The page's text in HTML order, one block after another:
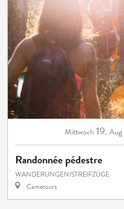
Mittwoch 19. Aug
Randonnée pédestre
WANDERUNGEN/STREIFZÜGE
Cametours